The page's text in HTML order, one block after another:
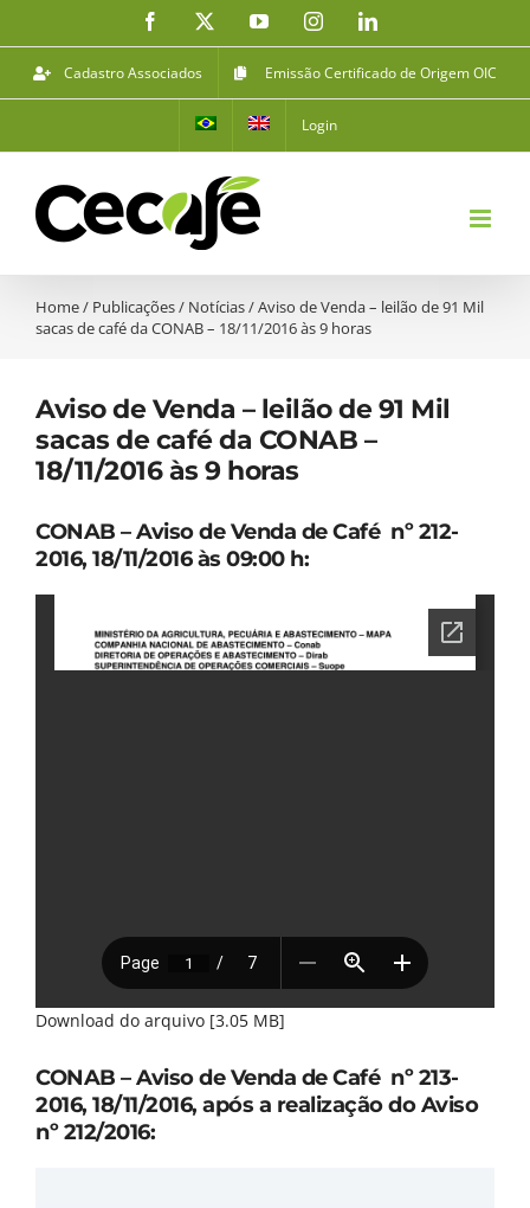
conteúdo
Facebook YouTubeInstagramLinkedIn
Cadastro Associados Emissão Certificado de Origem OIC
Login
Home/ Publicações/ Notícias/Aviso de Venda – leilão de 91 Mil
sacas de café da CONAB – 18/11/2016 às 9 horas
Aviso de Venda – leilão de 91 Mil
sacas de café da CONAB –
18/11/2016 às 9 horas
CONAB – Aviso de Venda de Café nº 212-
2016, 18/11/2016 às 09:00 h:
Download do arquivo [3.05 MB]
CONAB – Aviso de Venda de Café nº 213-
2016, 18/11/2016, após a realização do Aviso
nº 212/2016: